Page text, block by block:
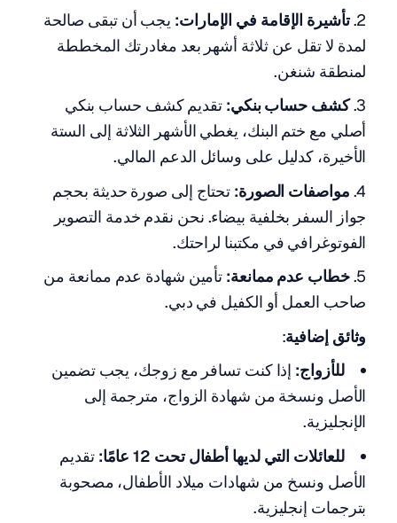
تأشيرة الإقامة في الإمارات: يجب أن تبقى صالحة
لمدة لا تقل عن ثلاثة أشهر بعد مغادرتك المخططة
لمنطقة شنغن.
كشف حساب بنكي: تقديم كشف حساب بنكي
أصلي مع ختم البنك، يغطي الأشهر الثلاثة إلى الستة
الأخيرة، كدليل على وسائل الدعم المالي.
مواصفات الصورة: تحتاج إلى صورة حديثة بحجم
جواز السفر بخلفية بيضاء. نحن نقدم خدمة التصوير
الفوتوغرافي في مكتبنا لراحتك.
خطاب عدم ممانعة: تأمين شهادة عدم ممانعة من
صاحب العمل أو الكفيل في دبي.
وثائق إضافية:
للأزواج: إذا كنت تسافر مع زوجك، يجب تضمين
الأصل ونسخة من شهادة الزواج، مترجمة إلى
الإنجليزية.
للعائلات التي لديها أطفال تحت 12 عامًا:
تقديم
الأصل ونسخ من شهادات ميلاد الأطفال، مصحوبة
بترجمات إنجليزية.